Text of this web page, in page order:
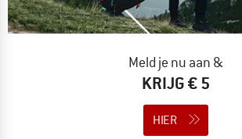
Meld je nu aan &
KRIJG € 5
HIER